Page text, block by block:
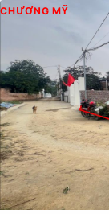
CHƯƠNG MỸ